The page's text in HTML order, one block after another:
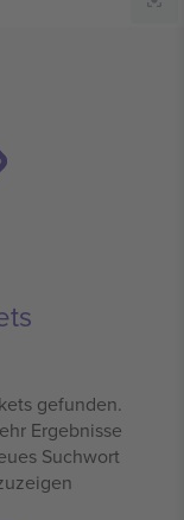
gefunden.
Ergebnisse
Suchwort